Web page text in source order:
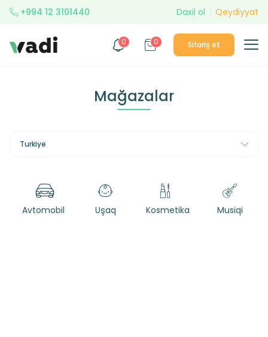
+994 12 3101440 Daxil ol Qeydiyyat
0 0 Sifariş et
Mağazalar
Turkiye
Avtomobil Uşaq Kosmetika Musiqi